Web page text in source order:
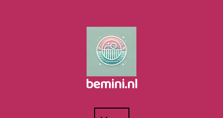
bemini.nl